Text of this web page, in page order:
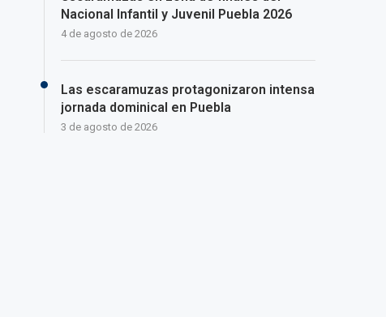
Nacional Infantil y Juvenil Puebla 2026
4 de agosto de 2026
Las escaramuzas protagonizaron intensa
jornada dominical en Puebla
3 de agosto de 2026